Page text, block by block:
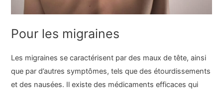
Pour les migraines
Les migraines se caractérisent par des maux de tête, ainsi
que par d’autres symptômes, tels que des étourdissements
et des nausées. Il existe des médicaments efficaces qui